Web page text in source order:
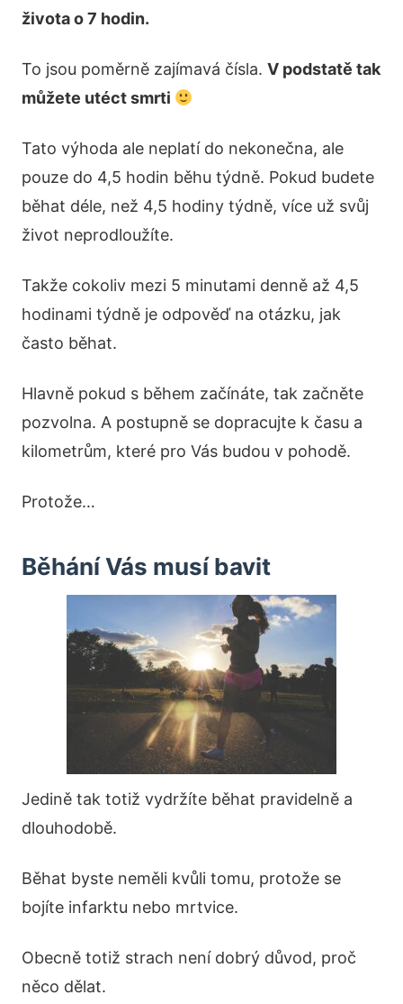
života o 7 hodin.
To jsou poměrně zajímavá čísla. V podstatě tak
můžete utéct smrti
Tato výhoda ale neplatí do nekonečna, ale
pouze do 4,5 hodin běhu týdně. Pokud budete
běhat déle, než 4,5 hodiny týdně, více už svůj
život neprodloužíte.
Takže cokoliv mezi 5 minutami denně až 4,5
hodinami týdně je odpověď na otázku, jak
často běhat.
Hlavně pokud s během začínáte, tak začněte
pozvolna. A postupně se dopracujte k času a
kilometrům, které pro Vás budou v pohodě.
Protože…
Běhání Vás musí bavit
Jedině tak totiž vydržíte běhat pravidelně a
dlouhodobě.
Běhat byste neměli kvůli tomu, protože se
bojíte infarktu nebo mrtvice.
Obecně totiž strach není dobrý důvod, proč
něco dělat.